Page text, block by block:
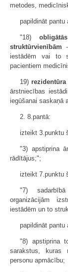
metodes,
papildināt pantu
"18)
struktūrvienībām
iestādēm vai to
pacientiem
19) rezidentūra
ārstniecības
iegūšanai saskaņā
2. 8.pantā:
izteikt 3.punktu
"3) apstiprina
rādītājus;";
izteikt 7.punktu
"7)
organizācijām
iestādēm un to
papildināt pantu
"8) apstiprina
sarakstus, kuras
personu apmācību;